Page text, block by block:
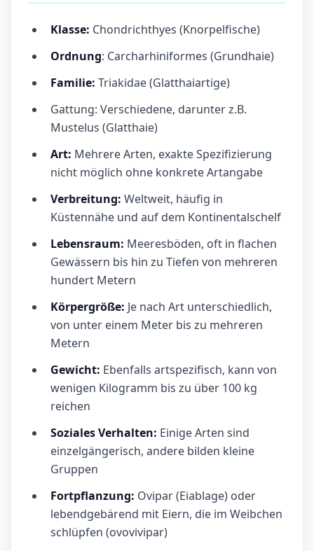
Klasse: Chondrichthyes (Knorpelfische)
Ordnung: Carcharhiniformes (Grundhaie)
Familie: Triakidae (Glatthaiartige)
Gattung: Verschiedene, darunter z.B.
Mustelus (Glatthaie)
Art: Mehrere Arten, exakte Spezifizierung
nicht möglich ohne konkrete Artangabe
Verbreitung: Weltweit, häufig in
Küstennähe und auf dem Kontinentalschelf
Lebensraum: Meeresböden, oft in flachen
Gewässern bis hin zu Tiefen von mehreren
hundert Metern
Körpergröße: Je nach Art unterschiedlich,
von unter einem Meter bis zu mehreren
Metern
Gewicht: Ebenfalls artspezifisch, kann von
wenigen Kilogramm bis zu über 100 kg
reichen
Soziales Verhalten: Einige Arten sind
einzelgängerisch, andere bilden kleine
Gruppen
Fortpflanzung: Ovipar (Eiablage) oder
lebendgebärend mit Eiern, die im Weibchen
schlüpfen (ovovivipar)